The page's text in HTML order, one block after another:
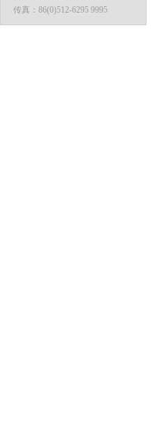
传真： 86(0)512-6295 9995